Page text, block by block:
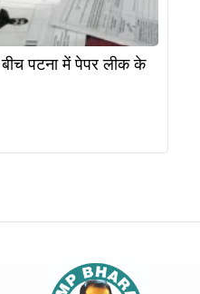
पटना में पेपर लीक के